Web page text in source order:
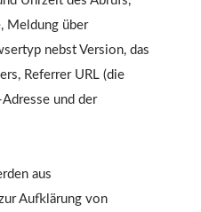
Meldung über
nebst Version, das
Referrer URL (die
und der
aus
Aufklärung von